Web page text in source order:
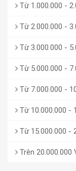
Từ 1.000.000 -
Từ 2.000.000 -
Từ 3.000.000 -
Từ 5.000.000 -
Từ 7.000.000 -
Từ 10.000.000 -
Từ 15.000.000 -
Trên 20.000.000